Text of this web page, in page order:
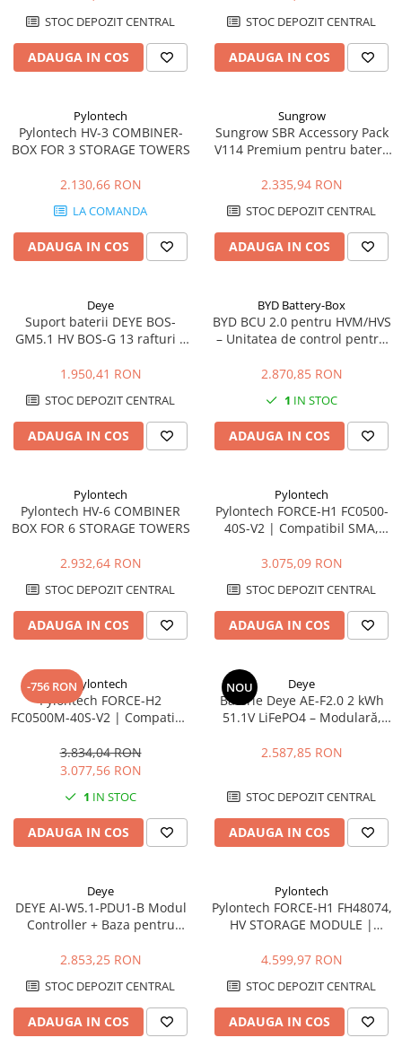
STOC DEPOZIT CENTRAL
ADAUGA IN COS
STOC DEPOZIT CENTRAL
ADAUGA IN COS
Pylontech
Pylontech HV-3 COMBINER-
BOX FOR 3 STORAGE TOWERS
2.130,66 RON
LA COMANDA
ADAUGA IN COS
Sungrow
Sungrow SBR Accessory Pack
V114 Premium pentru baterii
2.335,94 RON
STOC DEPOZIT CENTRAL
ADAUGA IN COS
Deye
Suport baterii DEYE BOS-
GM5.1 HV BOS-G 13 rafturi |
1.950,41 RON
STOC DEPOZIT CENTRAL
ADAUGA IN COS
BYD Battery-Box
BYD BCU 2.0 pentru HVM/HVS
– Unitatea de control pentru
2.870,85 RON
1 IN STOC
ADAUGA IN COS
Pylontech
Pylontech HV-6 COMBINER
BOX FOR 6 STORAGE TOWERS
2.932,64 RON
STOC DEPOZIT CENTRAL
ADAUGA IN COS
Pylontech
Pylontech FORCE-H1 FC0500-
40S-V2 | Compatibil SMA,
Sofar
3.075,09 RON
STOC DEPOZIT CENTRAL
ADAUGA IN COS
-756 RONPylontech
Pylontech FORCE-H2
FC0500M-40S-V2 | Compatibil
Goodwe, Sofar
3.834,04 RON
3.077,56 RON
1 IN STOC
ADAUGA IN COS
NOU Deye
Baterie Deye AE-F2.0 2 kWh
51.1V LiFePO4 – Modulară,
Fotovoltaice
2.587,85 RON
STOC DEPOZIT CENTRAL
ADAUGA IN COS
Deye
DEYE AI-W5.1-PDU1-B Modul
Controller + Baza pentru
2.853,25 RON
STOC DEPOZIT CENTRAL
ADAUGA IN COS
Pylontech
Pylontech FORCE-H1 FH48074,
HV STORAGE MODULE |
Sungrow, Goodwe, Sofar
4.599,97 RON
STOC DEPOZIT CENTRAL
ADAUGA IN COS